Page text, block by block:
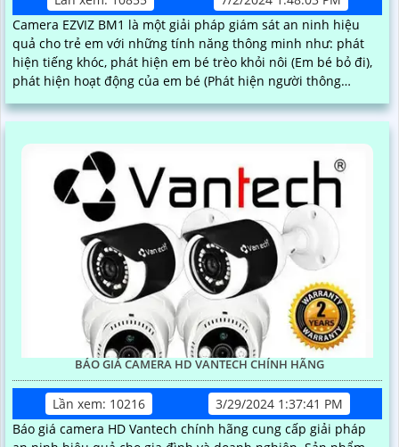
Camera EZVIZ BM1 là một giải pháp giám sát an ninh hiệu
quả cho trẻ em với những tính năng thông minh như: phát
hiện tiếng khóc, phát hiện em bé trèo khỏi nôi (Em bé bỏ đi),
phát hiện hoạt động của em bé (Phát hiện người thông
minh).
BÁO GIÁ CAMERA HD VANTECH CHÍNH HÃNG
Lần xem: 10216
3/29/2024 1:37:41 PM
Báo giá camera HD Vantech chính hãng cung cấp giải pháp